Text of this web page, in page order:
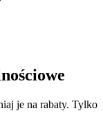
je na rabaty. Tylko